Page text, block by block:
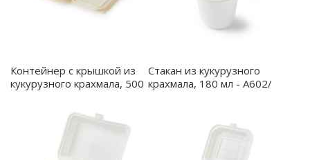
Контейнер с крышкой из
кукурузного крахмала, 500
Стакан из кукурузного
крахмала, 180 мл - A602/